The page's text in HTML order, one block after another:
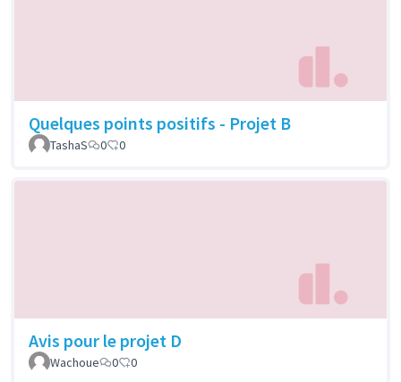
Quelques points positifs - Projet B
TashaS 0 0
Avis pour le projet D
Wachoue 0 0